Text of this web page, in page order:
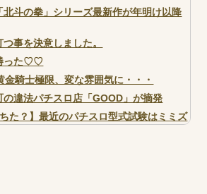
北斗の拳」シリーズ最新作が年明け以降
事を決意しました。
った♡♡
金騎士極限、変な雰囲気に・・・
の違法パチスロ店「GOOD」が摘発
ちた？】最近のパチスロ型式試験はミミズ
ロット評価はコイン持ちの悪い疑似ボ天